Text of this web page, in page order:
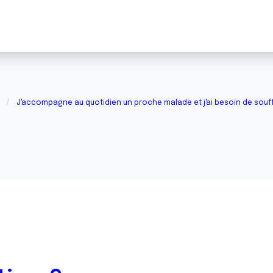
J'accompagne au quotidien un proche malade et j'ai besoin de